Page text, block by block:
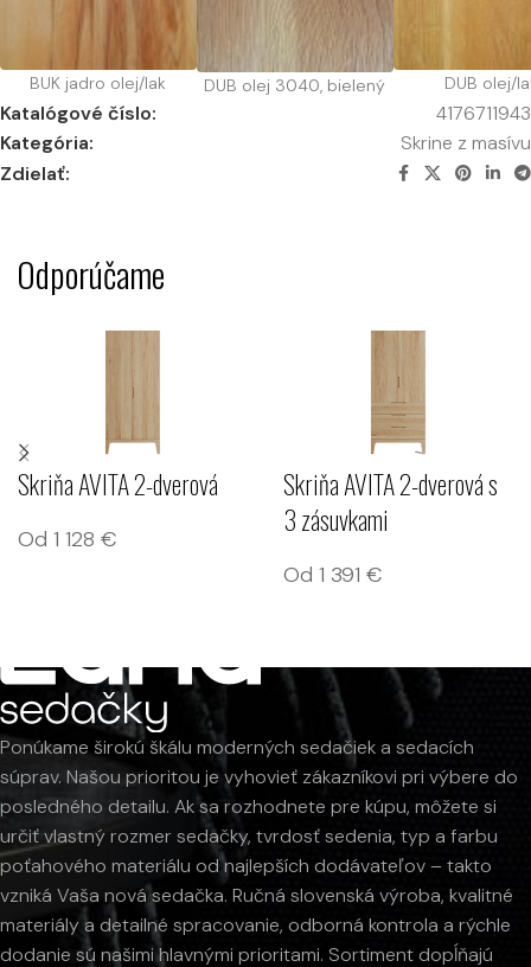
BUK jadro olej/lak DUB olej 3040, bielený DUB olej/
Katalógové číslo:
4176711943
Kategória:
Skrine z masívu
Zdielať:
Odporúčame
Skriňa AVITA 2-dverová
Od 1 128 €
Skriňa AVITA 2-dverová s
3 zásuvkami
Od 1 391 €
Ponúkame širokú škálu moderných sedačiek a sedacích
súprav. Našou prioritou je vyhovieť zákazníkovi pri výbere do
posledného detailu. Ak sa rozhodnete pre kúpu, môžete si
určiť vlastný rozmer sedačky, tvrdosť sedenia, typ a farbu
poťahového materiálu od najlepších dodávateľov – takto
vzniká Vaša nová sedačka. Ručná slovenská výroba, kvalitné
materiály a detailné spracovanie, odborná kontrola a rýchle
dodanie sú našimi hlavnými prioritami. Sortiment dopĺňajú